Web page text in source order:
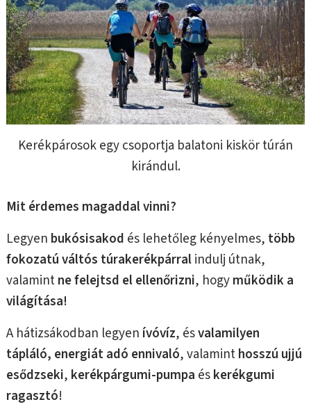
Kerékpárosok egy csoportja balatoni kiskör túrán
kirándul.
Mit érdemes magaddal vinni?
Legyen bukósisakod és lehetőleg kényelmes, több
fokozatú váltós túrakerékpárralindulj útnak,
valamintne felejtsd el ellenőrizni, hogyműködik a
világítása!
A hátizsákodban legyenívóvíz, ésvalamilyen
tápláló, energiát adó ennivaló, valaminthosszú ujjú
esődzseki, kerékpárgumi-pumpa éskerékgumi
ragasztó!